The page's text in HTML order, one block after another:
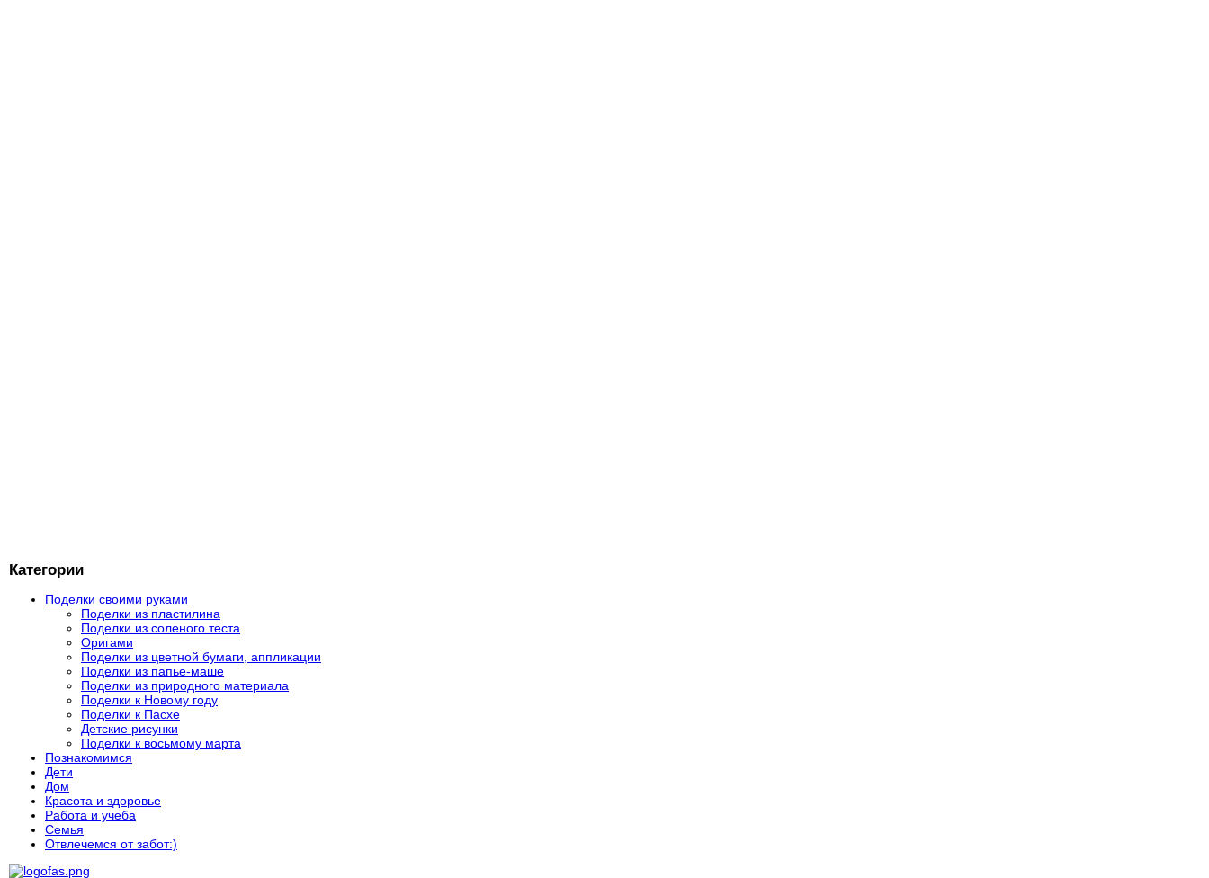
Категории
Поделки своими руками
Поделки из пластилина
Поделки из соленого теста
Оригами
Поделки из цветной бумаги, аппликации
Поделки из папье-маше
Поделки из природного материала
Поделки к Новому году
Поделки к Пасхе
Детские рисунки
Поделки к восьмому марта
Познакомимся
Дети
Дом
Красота и здоровье
Работа и учеба
Семья
Отвлечемся от забот:)